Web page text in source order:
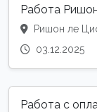
Работа
Ришон ле
03.12.2025
Работа с